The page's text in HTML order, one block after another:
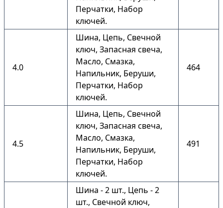
Перчатки, Набор
ключей.
4.0
Шина, Цепь, Свечной
ключ, Запасная свеча,
Масло, Смазка,
Напильник, Беруши,
Перчатки, Набор
ключей.
464
4.5
Шина, Цепь, Свечной
ключ, Запасная свеча,
Масло, Смазка,
Напильник, Беруши,
Перчатки, Набор
ключей.
491
Шина - 2 шт., Цепь - 2
шт., Свечной ключ,